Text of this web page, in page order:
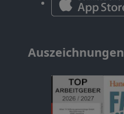
Auszeichnungen